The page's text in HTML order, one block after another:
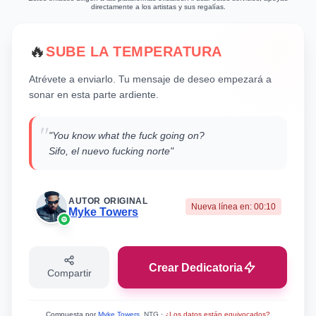
directamente a los artistas y sus regalías.
🔥SUBE LA TEMPERATURA
Atrévete a enviarlo. Tu mensaje de deseo empezará a
sonar en esta parte ardiente.
""You know what the fuck going on?
Sifo, el nuevo fucking norte"
AUTOR ORIGINAL
Myke Towers Nueva línea en: 00:10
Compartir Crear Dedicatoria
Compuesta porMyke Towers , NTG · ¿Los datos están equivocados?